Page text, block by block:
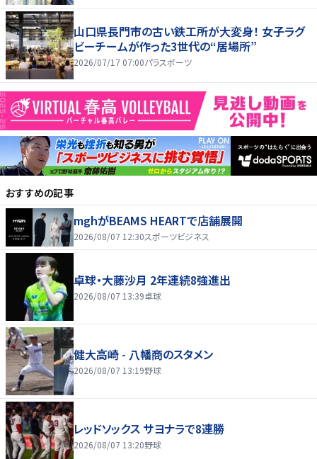
山口県長門市の古い鉄工所が大変身！ 女子ラグ
ビーチームが作った3世代の“居場所”
2026/07/17 07:00パラスポーツ
おすすめの記事
mghがBEAMS HEARTで店舗展開
2026/08/07 12:30スポーツビジネス
卓球・大藤沙月 2年連続8強進出
2026/08/07 13:39卓球
健大高崎 - 八幡商のスタメン
2026/08/07 13:19野球
レッドソックス サヨナラで8連勝
2026/08/07 13:20野球